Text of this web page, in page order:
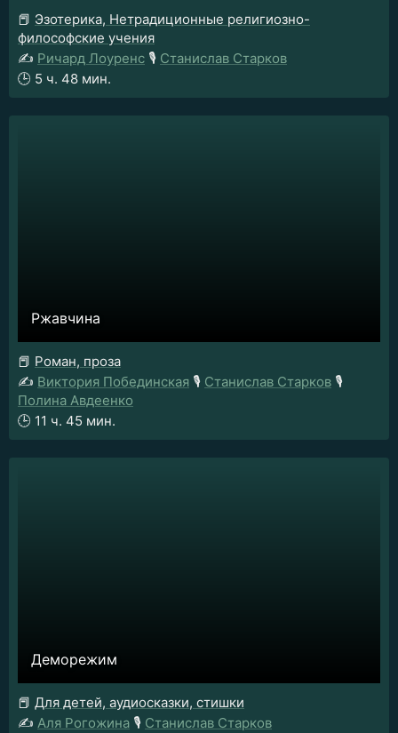
📕 Эзотерика, Нетрадиционные религиозно-
философские учения
✍️ Ричард Лоуренс 🎙️ Станислав Старков
🕒 5 ч. 48 мин.
Ржавчина
📕 Роман, проза
✍️ Виктория Побединская 🎙️ Станислав Старков 🎙️
Полина Авдеенко
🕒 11 ч. 45 мин.
Деморежим
📕 Для детей, аудиосказки, стишки
✍️ Аля Рогожина 🎙️ Станислав Старков